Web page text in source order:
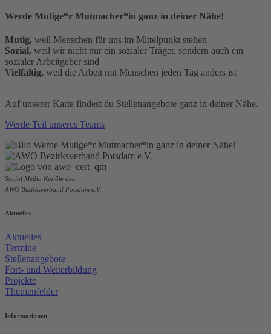
Werde Mutige*r Mutmacher*in ganz in deiner Nähe!
Mutig, weil Menschen für uns im Mittelpunkt stehen
Sozial, weil wir nicht nur ein sozialer Träger, sondern auch ein
sozialer Arbeitgeber sind
Vielfältig, weil die Arbeit mit Menschen jeden Tag anders ist
Auf unserer Karte findest du Stellenangebote ganz in deiner Nähe.
Werde Teil unseres Teams
Social Media Kanäle des
AWO Bezirksverband Potsdam e.V.
Aktuelles
Aktuelles
Termine
Stellenangebote
Fort- und Weiterbildung
Projekte
Themenfelder
Informationen